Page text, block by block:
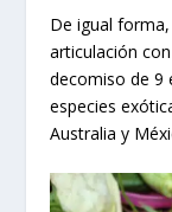
De igual
articulación
decomiso de 9
especies
Australia y